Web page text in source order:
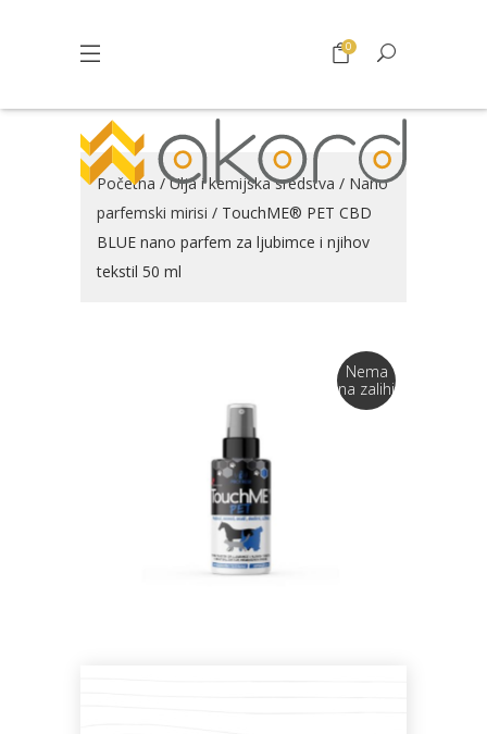
0
Početna /Ulja i kemijska sredstva / Nano
parfemski mirisi / TouchME® PET CBD
BLUE nano parfem za ljubimce i njihov
tekstil 50 ml
Nema
na zalihi